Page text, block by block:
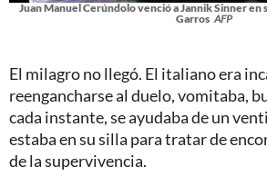
Juan Manuel Cerúndolo venció a Jannik Sinner en
Garros AFP
El milagro no llegó. El italiano era
reengancharse al duelo, vomitaba,
cada instante, se ayudaba de un
estaba en su silla para tratar de
de la supervivencia.